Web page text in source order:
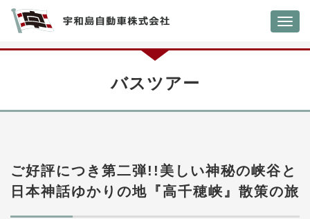
バスツアー
ご好評につき第二弾!!美しい神秘の峡谷と
日本神話ゆかりの地『高千穂峡』散策の旅